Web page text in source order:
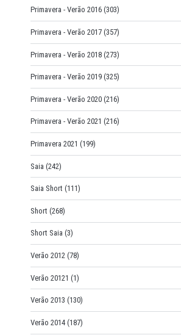
Primavera - Verão 2016 (303)
Primavera - Verão 2017 (357)
Primavera - Verão 2018 (273)
Primavera - Verão 2019 (325)
Primavera - Verão 2020 (216)
Primavera - Verão 2021 (216)
Primavera 2021 (199)
Saia (242)
Saia Short (111)
Short (268)
Short Saia (3)
Verão 2012 (78)
Verão 20121 (1)
Verão 2013 (130)
Verão 2014 (187)